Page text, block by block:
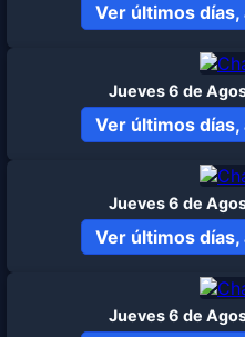
Ver últimos días,
Jueves 6 de
Ver últimos días,
Jueves 6 de
Ver últimos días,
Jueves 6 de